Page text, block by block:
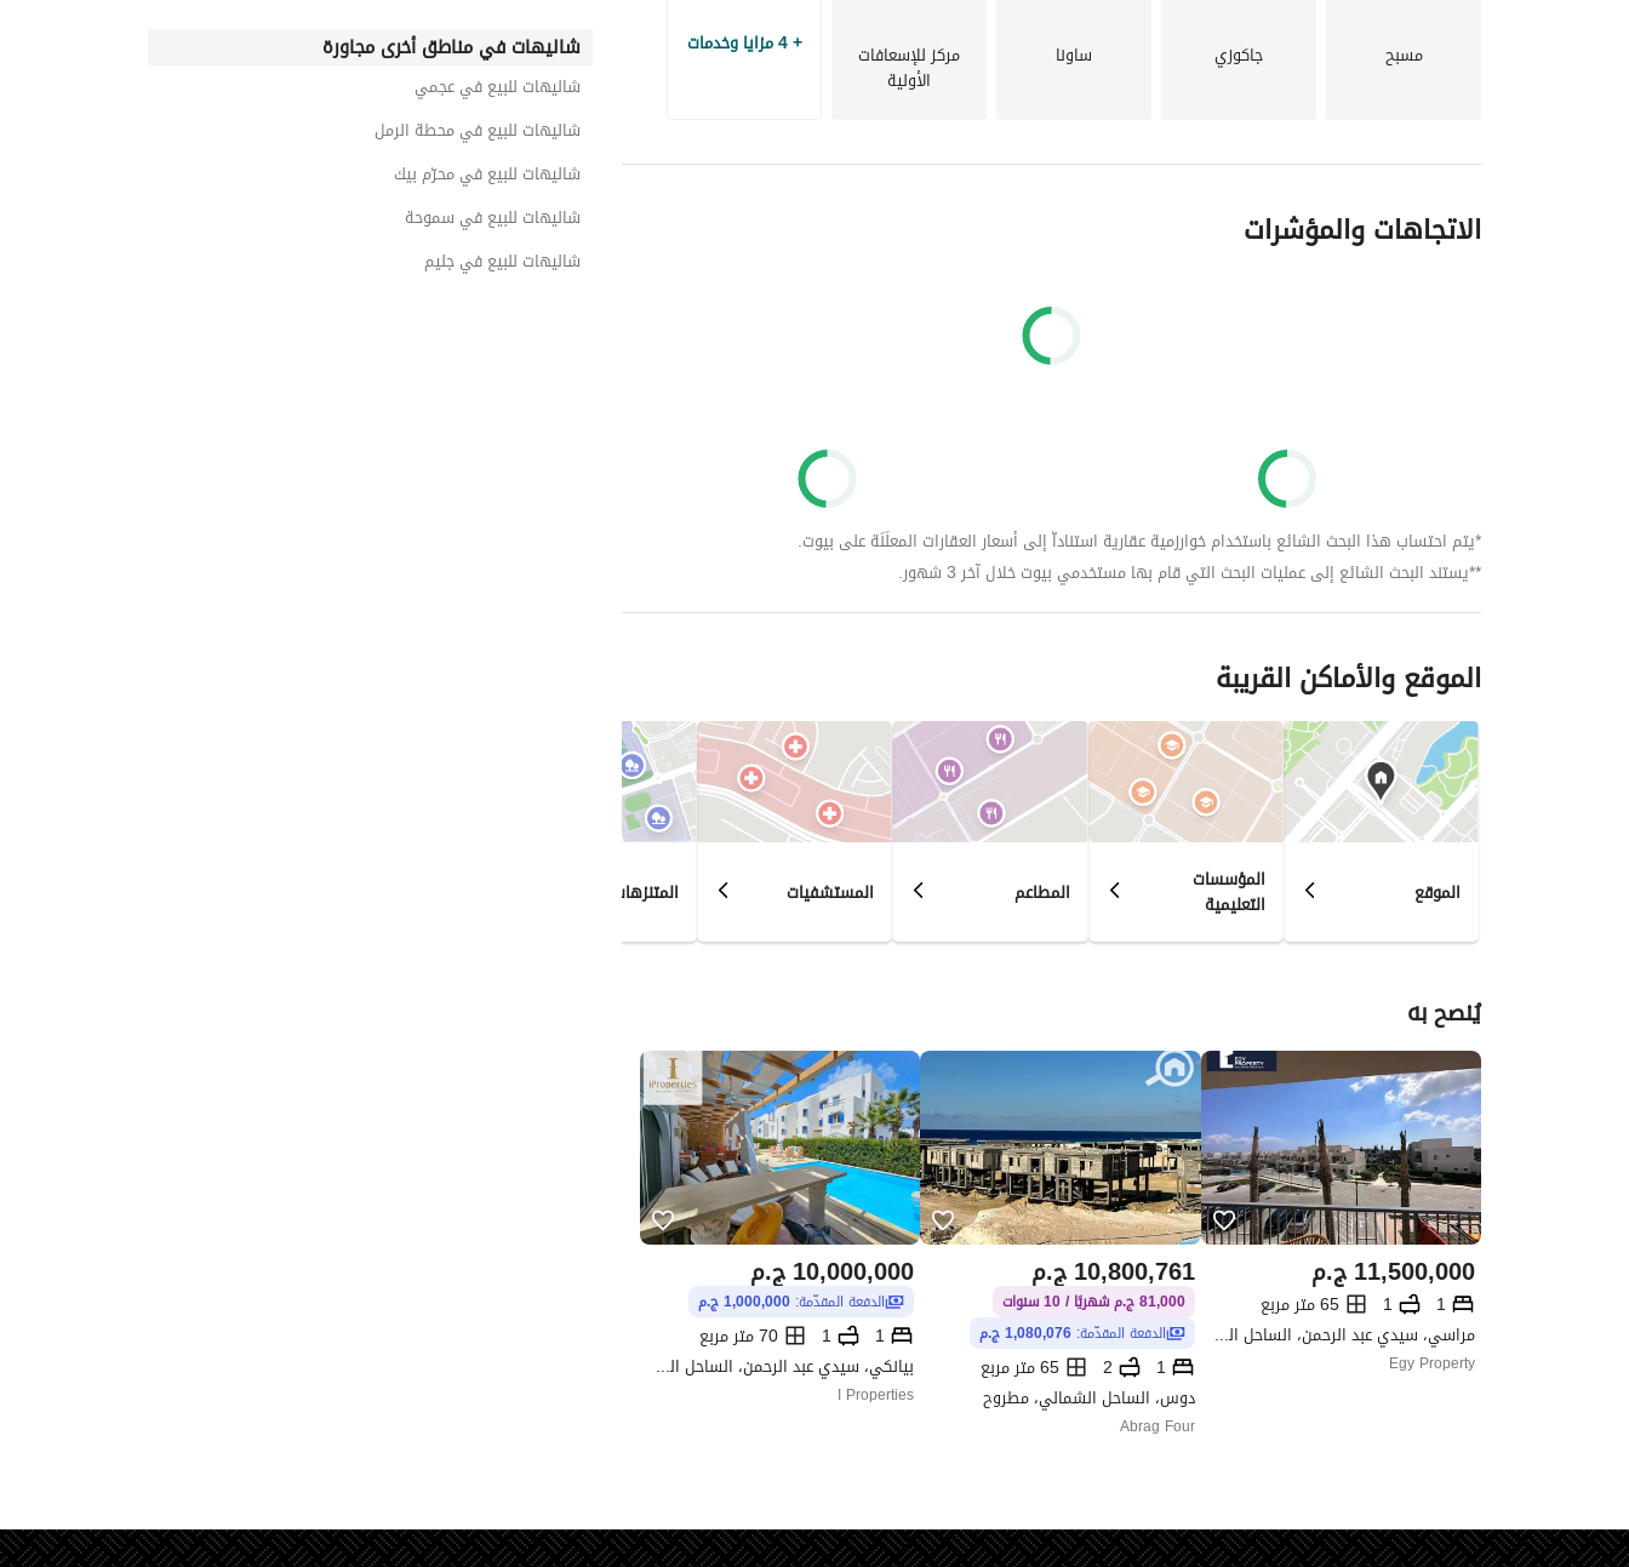
تُخصص 86% منه للمساحات الخضراء الوارفة، والحدائق، والممرات المتعرجة، والمسطحات المائية الصافية.
مسبح جاكوزي ساونا مركز للإسعافات
الأولية
+ 4 مزايا وخدمات
الاتجاهات والمؤشرات
*يتم احتساب هذا البحث الشائع باستخدام خوارزمية عقارية استناداّ إلى أسعار العقارات المعلَنَة على بيوت.
**يستند البحث الشائع إلى عمليات البحث التي قام بها مستخدمي بيوت خلال آخر 3 شهور.
الموقع والأماكن القريبة
الموقع المؤسسات
التعليمية المطاعم المستشفيات المتنزهات
يُنصح به
ج.م11,500,000
1
1
65 متر مربع
مراسي، سيدي عبد الرحمن، الساحل الشمالي، مطروح
Egy Property
ج.م10,800,761
81,000 ج.م شهريًا / 10 سنوات
الدفعة المقدّمة:1,080,076 ج.م
1
2
65 متر مربع
دوس، الساحل الشمالي، مطروح
Abrag Four
ج.م10,000,000
الدفعة المقدّمة: 1,000,000 ج.م
1
1
70 متر مربع
بيانكي، سيدي عبد الرحمن، الساحل الشمالي، مطروح
I Properties
شاليهات في مناطق أخرى مجاورة
شاليهات للبيع في عجمي
شاليهات للبيع في محطة الرمل
شاليهات للبيع في محرّم بيك
شاليهات للبيع في سموحة
شاليهات للبيع في جليم